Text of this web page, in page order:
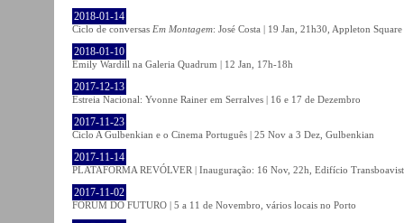
2018-01-14
Ciclo de conversas Em Montagem: José Costa | 19 Jan, 21h30, Appleton Square
2018-01-10
Emily Wardill na Galeria Quadrum | 12 Jan, 17h-18h
2017-12-13
Estreia Nacional: Yvonne Rainer em Serralves | 16 e 17 de Dezembro
2017-11-23
Ciclo A Gulbenkian e o Cinema Português | 25 Nov a 3 Dez, Gulbenkian
2017-11-14
PLATAFORMA REVÓLVER | Inauguração: 16 Nov, 22h, Edifício
2017-11-02
FÓRUM DO FUTURO | 5 a 11 de Novembro, vários locais no Porto